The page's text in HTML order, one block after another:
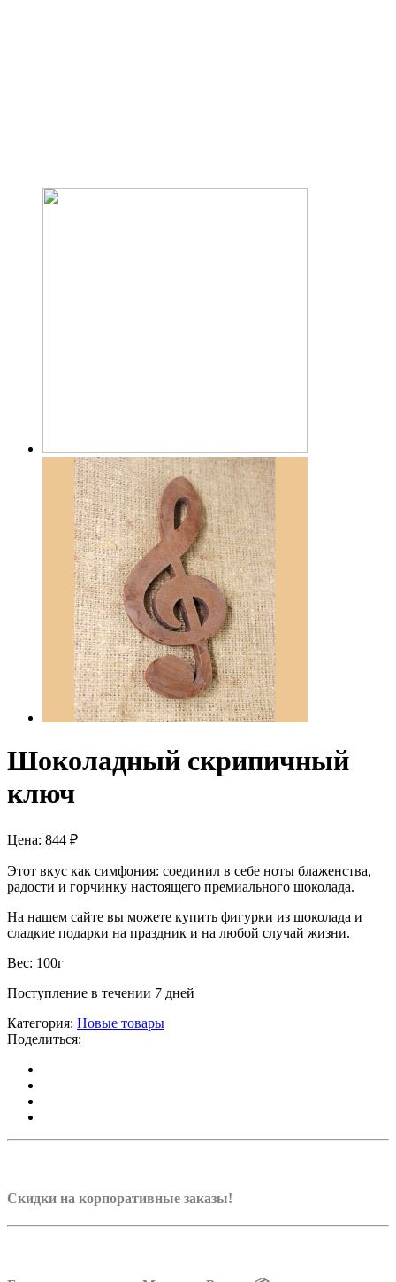
Шоколадный скрипичный
ключ
Цена: 844 ₽
Этот вкус как симфония: соединил в себе ноты блаженства,
радости и горчинку настоящего премиального шоколада.
На нашем сайте вы можете купить фигурки из шоколада и
сладкие подарки на праздник и на любой случай жизни.
Вес: 100г
Поступление в течении 7 дней
Категория: Новые товары
Поделиться:
Скидки на корпоративные заказы!